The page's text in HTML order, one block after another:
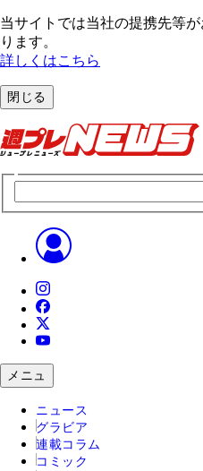
当サイトでは当社の提携先等
ります。
詳しくはこちら
閉じる
メニュ
ニュース
グラビア
連載コラム
コミック